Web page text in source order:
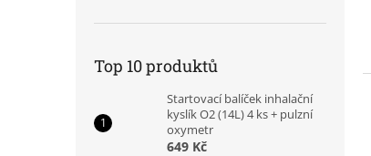
Top 10 produktů
Startovací balíček inhalační
kyslík O2 (14L) 4 ks + pulzní
oxymetr
649 Kč